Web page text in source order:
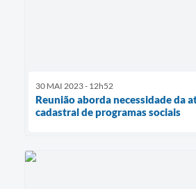
30 MAI 2023 - 12h52
Reunião aborda necessidade da
cadastral de programas sociais